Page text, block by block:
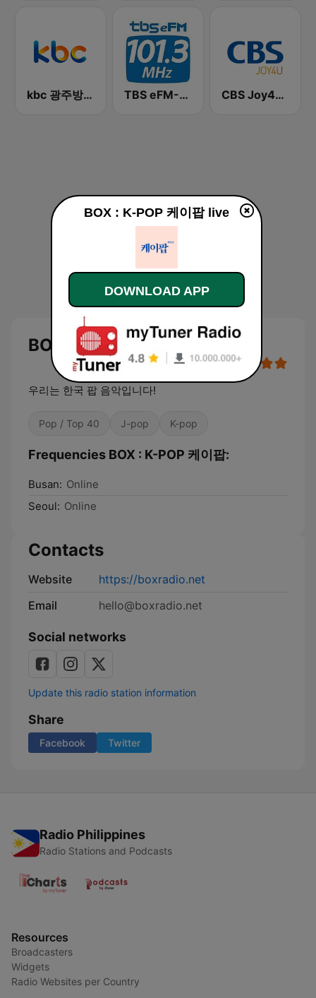
kbc 광주방송 MyFM TBS eFM-교통방송 영어전문 라디오 CBS Joy4U-CBS 라디오
BOX : K-POP 케이팝
우리는 한국 팝 음악입니다!
Pop / Top 40 J-pop K-pop
Frequencies BOX : K-POP 케이팝:
Busan: Online
Seoul: Online
Contacts
Website
https://boxradio.net
Email
hello@boxradio.net
Social networks
Update this radio station information
Share
Facebook Twitter
Radio Philippines
Radio Stations and Podcasts
Resources
Broadcasters
Widgets
Radio Websites per Country
BOX : K-POP 케이팝 live
DOWNLOAD APP